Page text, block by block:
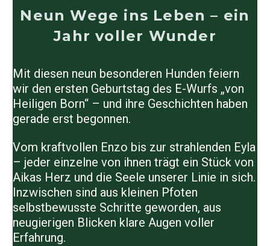
Neun Wege ins Leben – ein
Jahr voller Wunder
Mit diesen neun besonderen Hunden feiern
wir den ersten Geburtstag des E-Wurfs „von
Heiligen Born“ – und ihre Geschichten haben
gerade erst begonnen.
Vom kraftvollen Enzo bis zur strahlenden Eyla
– jeder einzelne von ihnen trägt ein Stück von
Aikas Herz und die Seele unserer Linie in sich.
Inzwischen sind aus kleinen Pfoten
selbstbewusste Schritte geworden, aus
neugierigen Blicken klare Augen voller
Erfahrung.